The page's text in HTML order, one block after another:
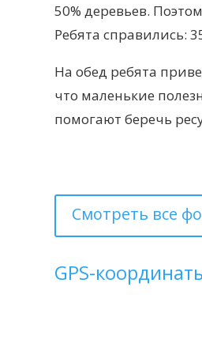
50% деревьев.
Ребята справились:
На обед ребята
что маленькие
помогают беречь
Смотреть все
GPS-